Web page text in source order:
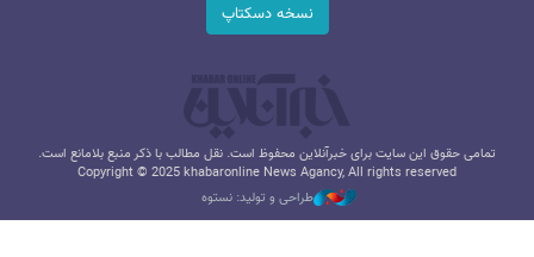
نسخه دسکتاپ
تمامی حقوق این سایت برای خبرآنلاین محفوظ است. نقل مطالب با ذکر منبع بلامانع است.
Copyright © 2025 khabaronline News Agancy, All rights reserved
طراحی و تولید: نستوه